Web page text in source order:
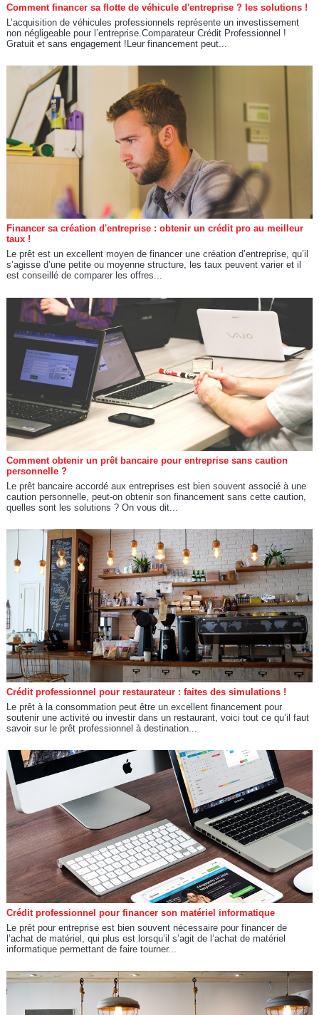
Comment financer sa flotte de véhicule d'entreprise ? les solutions !
L’acquisition de véhicules professionnels représente un investissement
non négligeable pour l’entreprise.Comparateur Crédit Professionnel !
Gratuit et sans engagement !Leur financement peut...
Financer sa création d'entreprise : obtenir un crédit pro au meilleur
taux !
Le prêt est un excellent moyen de financer une création d’entreprise, qu’il
s’agisse d’une petite ou moyenne structure, les taux peuvent varier et il
est conseillé de comparer les offres...
Comment obtenir un prêt bancaire pour entreprise sans caution
personnelle ?
Le prêt bancaire accordé aux entreprises est bien souvent associé à une
caution personnelle, peut-on obtenir son financement sans cette caution,
quelles sont les solutions ? On vous dit...
Crédit professionnel pour restaurateur : faites des simulations !
Le prêt à la consommation peut être un excellent financement pour
soutenir une activité ou investir dans un restaurant, voici tout ce qu’il faut
savoir sur le prêt professionnel à destination...
Crédit professionnel pour financer son matériel informatique
Le prêt pour entreprise est bien souvent nécessaire pour financer de
l’achat de matériel, qui plus est lorsqu’il s’agit de l’achat de matériel
informatique permettant de faire tourner...